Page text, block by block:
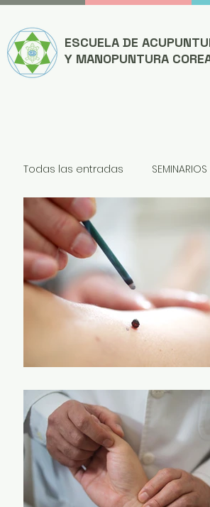
ESCUELA DE
Y MANOPUNTURA
Todas las entradas SEMINARIOS
NOTICIAS